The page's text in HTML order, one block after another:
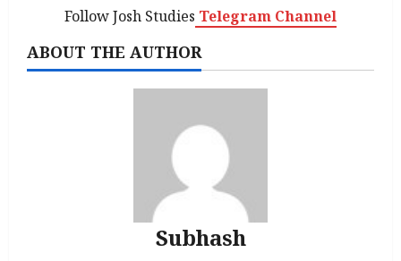
Follow Josh Studies Telegram Channel
ABOUT THE AUTHOR
Subhash